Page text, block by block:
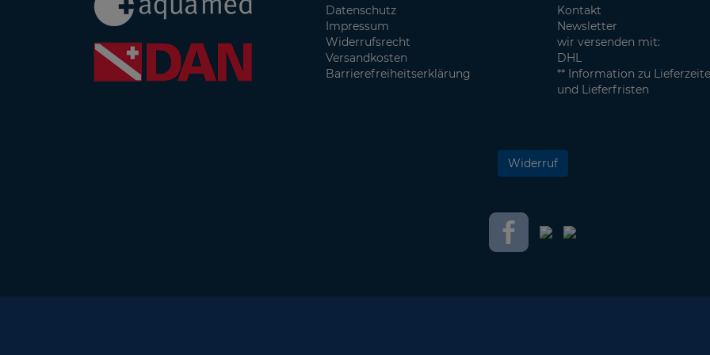
Datenschutz
Impressum
Widerrufsrecht
Versandkosten
Barrierefreiheitserklärung
Kontakt
Newsletter
wir versenden mit:
DHL
** Information zu
und Lieferfristen
Widerruf